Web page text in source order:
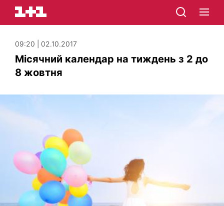
09:20 | 02.10.2017
Місячний календар на тиждень з 2 до
8 жовтня